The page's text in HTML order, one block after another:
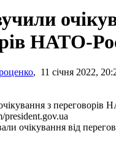
НАТО-
, 11 січня 2022,
очікування від